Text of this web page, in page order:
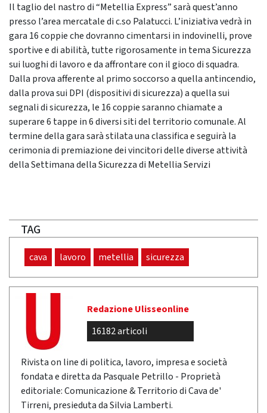
Il taglio del nastro di “Metellia Express” sarà quest’anno
presso l’area mercatale di c.so Palatucci. L’iniziativa vedrà in
gara 16 coppie che dovranno cimentarsi in indovinelli, prove
sportive e di abilità, tutte rigorosamente in tema Sicurezza
sui luoghi di lavoro e da affrontare con il gioco di squadra.
Dalla prova afferente al primo soccorso a quella antincendio,
dalla prova sui DPI (dispositivi di sicurezza) a quella sui
segnali di sicurezza, le 16 coppie saranno chiamate a
superare 6 tappe in 6 diversi siti del territorio comunale. Al
termine della gara sarà stilata una classifica e seguirà la
cerimonia di premiazione dei vincitori delle diverse attività
della Settimana della Sicurezza di Metellia Servizi
TAG
cava lavoro metellia sicurezza
Redazione Ulisseonline
16182 articoli
Rivista on line di politica, lavoro, impresa e società
fondata e diretta da Pasquale Petrillo - Proprietà
editoriale: Comunicazione & Territorio di Cava de'
Tirreni, presieduta da Silvia Lamberti.